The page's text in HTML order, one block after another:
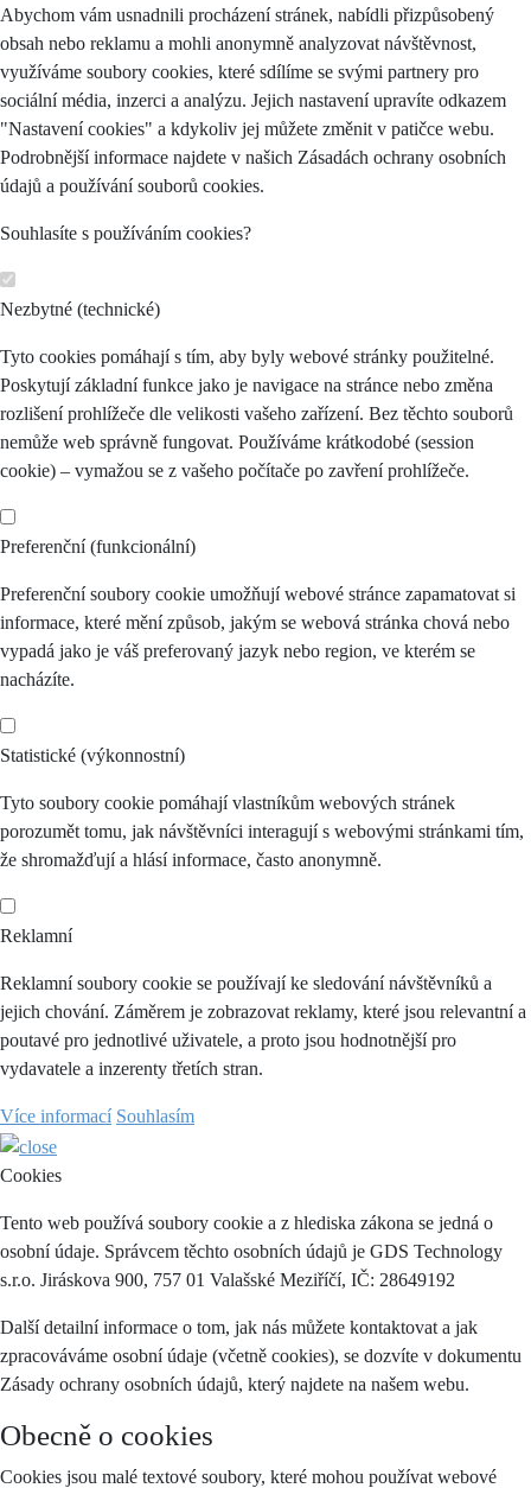
Abychom vám usnadnili procházení stránek, nabídli přizpůsobený
obsah nebo reklamu a mohli anonymně analyzovat návštěvnost,
využíváme soubory cookies, které sdílíme se svými partnery pro
sociální média, inzerci a analýzu. Jejich nastavení upravíte odkazem
"Nastavení cookies" a kdykoliv jej můžete změnit v patičce webu.
Podrobnější informace najdete v našich Zásadách ochrany osobních
údajů a používání souborů cookies.
Souhlasíte s používáním cookies?
Nezbytné (technické)
Tyto cookies pomáhají s tím, aby byly webové stránky použitelné.
Poskytují základní funkce jako je navigace na stránce nebo změna
rozlišení prohlížeče dle velikosti vašeho zařízení. Bez těchto souborů
nemůže web správně fungovat. Používáme krátkodobé (session
cookie) – vymažou se z vašeho počítače po zavření prohlížeče.
Preferenční (funkcionální)
Preferenční soubory cookie umožňují webové stránce zapamatovat si
informace, které mění způsob, jakým se webová stránka chová nebo
vypadá jako je váš preferovaný jazyk nebo region, ve kterém se
nacházíte.
Statistické (výkonnostní)
Tyto soubory cookie pomáhají vlastníkům webových stránek
porozumět tomu, jak návštěvníci interagují s webovými stránkami tím,
že shromažďují a hlásí informace, často anonymně.
Reklamní
Reklamní soubory cookie se používají ke sledování návštěvníků a
jejich chování. Záměrem je zobrazovat reklamy, které jsou relevantní a
poutavé pro jednotlivé uživatele, a proto jsou hodnotnější pro
vydavatele a inzerenty třetích stran.
Více informací Souhlasím
Cookies
Tento web používá soubory cookie a z hlediska zákona se jedná o
osobní údaje. Správcem těchto osobních údajů je GDS Technology
s.r.o. Jiráskova 900, 757 01 Valašské Meziříčí, IČ: 28649192
Další detailní informace o tom, jak nás můžete kontaktovat a jak
zpracováváme osobní údaje (včetně cookies), se dozvíte v dokumentu
Zásady ochrany osobních údajů, který najdete na našem webu.
Obecně o cookies
Cookies jsou malé textové soubory, které mohou používat webové